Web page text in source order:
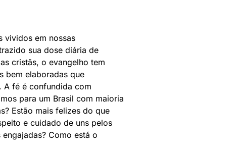
vividos em nossas
sua dose diária de
cristãs, o evangelho tem
bem elaboradas que
A fé é confundida com
para um Brasil com maioria
Estão mais felizes do que
e cuidado de uns pelos
Como está o